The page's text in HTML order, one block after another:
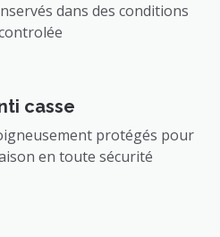
dans des conditions
casse
protégés pour
en toute sécurité